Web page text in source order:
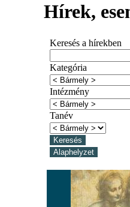
Hírek,
Keresés a hírekben
Kategória
Intézmény
Tanév